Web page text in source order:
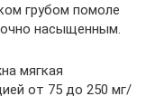
грубом помоле
насыщенным.
мягкая
от 75 до 250 мг/